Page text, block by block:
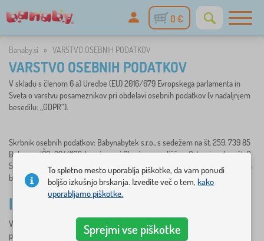
0 €
Banaby.si » VARSTVO OSEBNIH PODATKOV
VARSTVO OSEBNIH PODATKOV
V skladu s členom 6 a) Uredbe (EU) 2016/679 Evropskega parlamenta in
Sveta o varstvu posameznikov pri obdelavi osebnih podatkov (v nadaljnjem
besedilu: „GDPR“).
Skrbnik osebnih podatkov: Babynabytek s.r.o., s sedežem na št. 259, 739 85
Bukovec, IČO: 29441102, hrani se pri Okrajnem sodišču v Ostravi pod sp. št. C
53377, e-naslov: info @banaby.si spletna stran: www.banaby.si (v nadaljnjem
besedilu "podjetje" ali "skrbnik").
I. OBSEG OBDELAVE
Vaše osebne podatke (v nadaljnjem besedilu "OP") bomo obdelovali na
podlagi naročanja newsletteru/novic v naslednjem obsegu: e- naslov.
To spletno mesto uporablja piškotke, da vam ponudi
boljšo izkušnjo brskanja. Izvedite več o tem,kako
uporabljamo piškotke.
Sprejmi vse piškotke